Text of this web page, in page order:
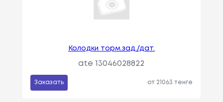
Колодки торм.зад./дат.
ate 13046028822
Заказать от 21063 тенге